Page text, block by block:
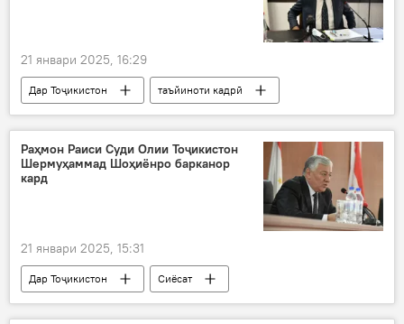
21 январи 2025, 16:29
Дар Тоҷикистон
таъйиноти кадрӣ
Рустам Назарзода
КҲФ
Вазорати меҳнат
Эмомалӣ Раҳмон
Раҳмон Раиси Суди Олии Тоҷикистон
Шермуҳаммад Шоҳиёнро барканор
кард
21 январи 2025, 15:31
Дар Тоҷикистон
Сиёсат
таъйиноти кадрӣ
Эмомалӣ Раҳмон